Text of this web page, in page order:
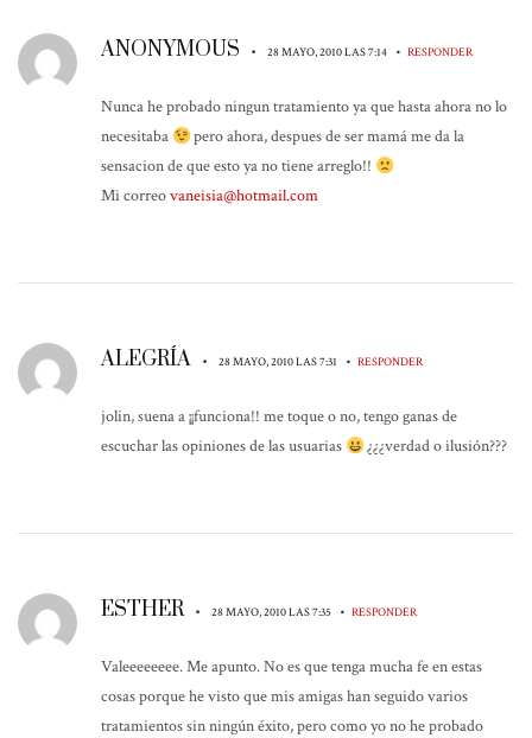
ANONYMOUS • 28 MAYO, 2010 LAS 7:14 • RESPONDER
Nunca he probado ningun tratamiento ya que hasta ahora no lo
necesitaba
pero ahora, despues de ser mamá me da la
sensacion de que esto ya no tiene arreglo!!
Mi correovaneisia@hotmail.com
ALEGRÍA • 28 MAYO, 2010 LAS 7:31 • RESPONDER
jolin, suena a ¡¡funciona!! me toque o no, tengo ganas de
escuchar las opiniones de las usuarias
¿¿¿verdad o ilusión???
ESTHER • 28 MAYO, 2010 LAS 7:35 • RESPONDER
Valeeeeeeee. Me apunto. No es que tenga mucha fe en estas
cosas porque he visto que mis amigas han seguido varios
tratamientos sin ningún éxito, pero como yo no he probado